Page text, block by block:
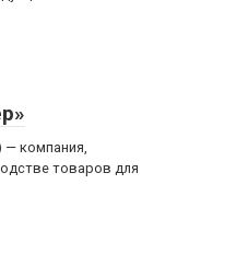
— компания,
товаров для